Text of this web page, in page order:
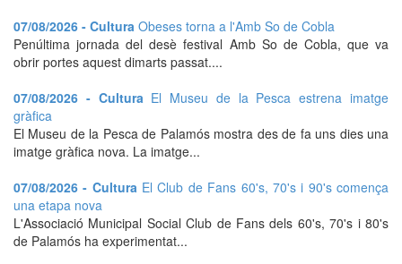
07/08/2026 - Cultura Obeses torna a l'Amb So de Cobla
Penúltima jornada del desè festival Amb So de Cobla, que va
obrir portes aquest dimarts passat....
07/08/2026 - Cultura El Museu de la Pesca estrena imatge
gràfica
El Museu de la Pesca de Palamós mostra des de fa uns dies una
imatge gràfica nova. La imatge...
07/08/2026 - Cultura El Club de Fans 60's, 70's i 90's comença
una etapa nova
L'Associació Municipal Social Club de Fans dels 60's, 70's i 80's
de Palamós ha experimentat...